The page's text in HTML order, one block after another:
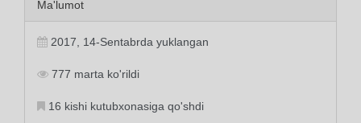
Ma'lumot
2017, 14-Sentabrda yuklangan
777 marta ko'rildi
16 kishi kutubxonasiga qo'shdi